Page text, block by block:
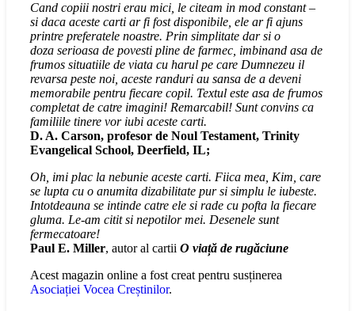
Cand copiii nostri erau mici, le citeam in mod constant –
si daca aceste carti ar fi fost disponibile, ele ar fi ajuns
printre preferatele noastre. Prin simplitate dar si o
doza serioasa de povesti pline de farmec, imbinand asa de
frumos situatiile de viata cu harul pe care Dumnezeu il
revarsa peste noi, aceste randuri au sansa de a deveni
memorabile pentru fiecare copil. Textul este asa de frumos
completat de catre imagini! Remarcabil! Sunt convins ca
familiile tinere vor iubi aceste carti.
D. A. Carson, profesor de Noul Testament, Trinity
Evangelical School, Deerfield, IL;
Oh, imi plac la nebunie aceste carti. Fiica mea, Kim, care
se lupta cu o anumita dizabilitate pur si simplu le iubeste.
Intotdeauna se intinde catre ele si rade cu pofta la fiecare
gluma. Le-am citit si nepotilor mei. Desenele sunt
fermecatoare!
Paul E. Miller, autor al cartii O viață de rugăciune
Acest magazin online a fost creat pentru susținerea
Asociației Vocea Creștinilor.